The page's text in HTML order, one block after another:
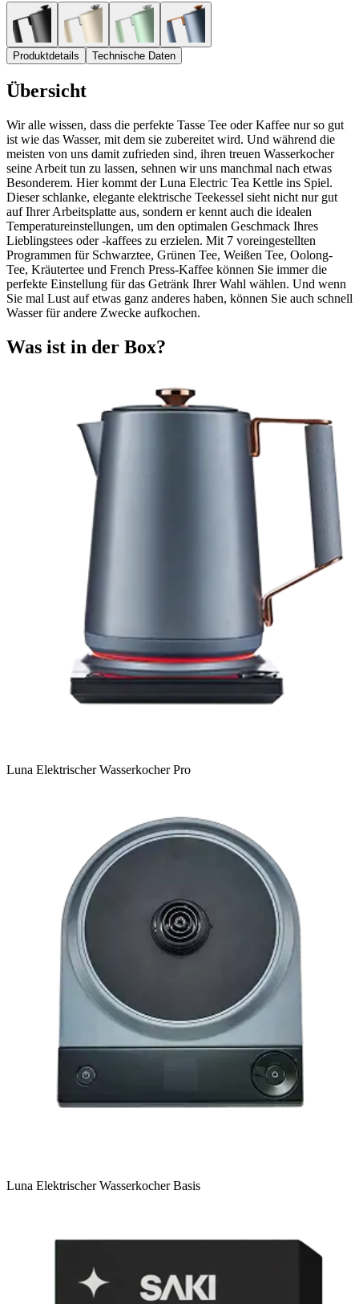
Produktdetails Technische Daten
Übersicht
Wir alle wissen, dass die perfekte Tasse Tee oder Kaffee nur so gut
ist wie das Wasser, mit dem sie zubereitet wird. Und während die
meisten von uns damit zufrieden sind, ihren treuen Wasserkocher
seine Arbeit tun zu lassen, sehnen wir uns manchmal nach etwas
Besonderem. Hier kommt der Luna Electric Tea Kettle ins Spiel.
Dieser schlanke, elegante elektrische Teekessel sieht nicht nur gut
auf Ihrer Arbeitsplatte aus, sondern er kennt auch die idealen
Temperatureinstellungen, um den optimalen Geschmack Ihres
Lieblingstees oder -kaffees zu erzielen. Mit 7 voreingestellten
Programmen für Schwarztee, Grünen Tee, Weißen Tee, Oolong-
Tee, Kräutertee und French Press-Kaffee können Sie immer die
perfekte Einstellung für das Getränk Ihrer Wahl wählen. Und wenn
Sie mal Lust auf etwas ganz anderes haben, können Sie auch schnell
Wasser für andere Zwecke aufkochen.
Was ist in der Box?
Luna Elektrischer Wasserkocher Pro
Luna Elektrischer Wasserkocher Basis